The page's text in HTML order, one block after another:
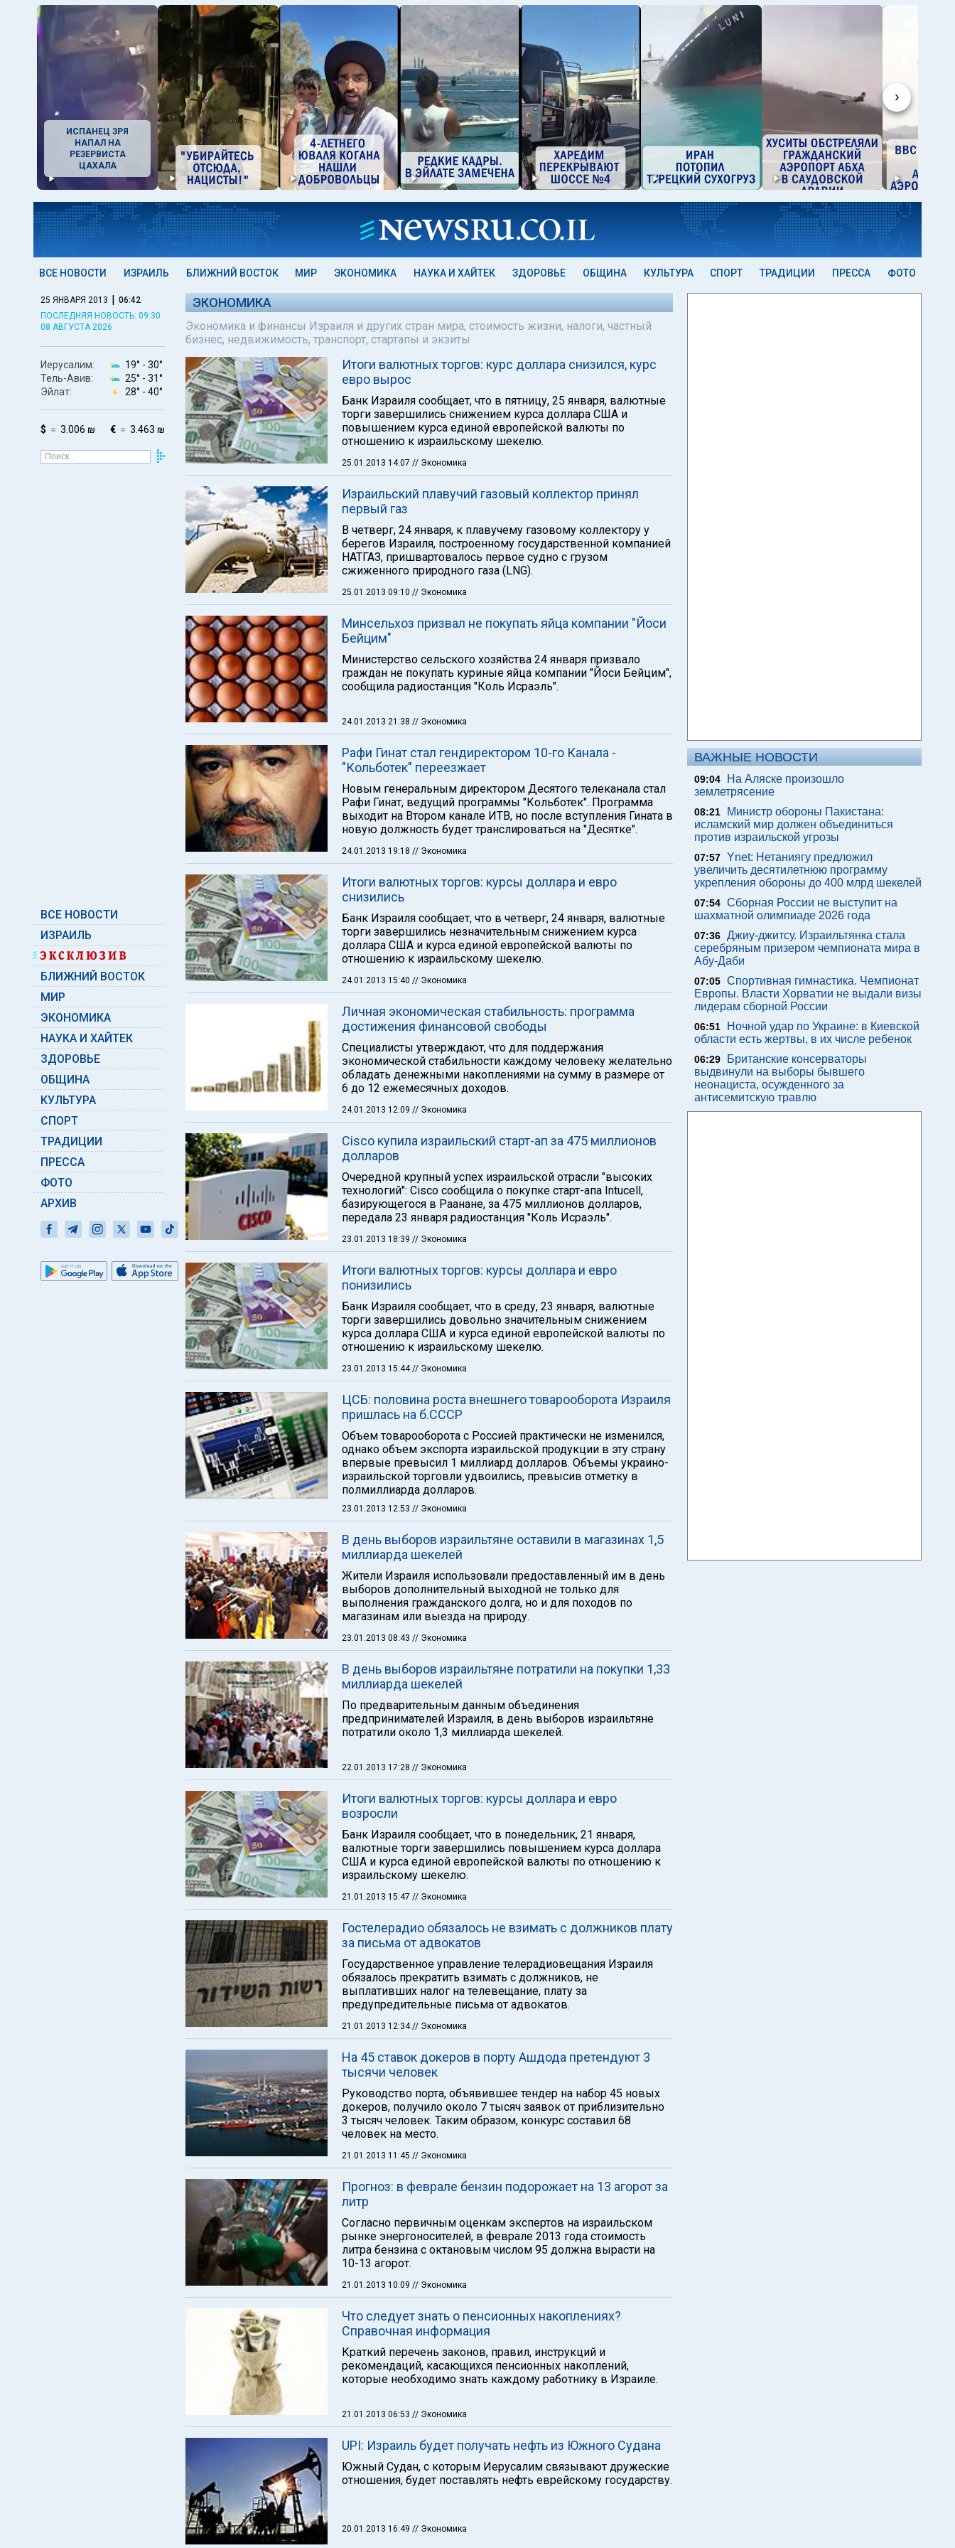
›
ИСПАНЕЦ ЗРЯ
НАПАЛ НА
РЕЗЕРВИСТА
ЦАХАЛА
ВСЕ НОВОСТИ ИЗРАИЛЬ БЛИЖНИЙ ВОСТОК МИР ЭКОНОМИКА НАУКА И ХАЙТЕК ЗДОРОВЬЕ ОБЩИНА КУЛЬТУРА СПОРТ ТРАДИЦИИ ПРЕССА ФОТО
25 ЯНВАРЯ 2013 | 06:42
ПОСЛЕДНЯЯ НОВОСТЬ: 09:30
08 АВГУСТА 2026
Иерусалим: 19° - 30°
Тель-Авив:
25° - 31°
Эйлат:
28° - 40°
$ 3.006 ₪ € 3.463 ₪
ВСЕ НОВОСТИ
ИЗРАИЛЬ
БЛИЖНИЙ ВОСТОК
МИР
ЭКОНОМИКА
НАУКА И ХАЙТЕК
ЗДОРОВЬЕ
ОБЩИНА
КУЛЬТУРА
СПОРТ
ТРАДИЦИИ
ПРЕССА
ФОТО
АРХИВ
ЭКОНОМИКА
Экономика и финансы Израиля и других стран мира, стоимость жизни, налоги, частный
бизнес, недвижимость, транспорт, стартапы и экзиты
Итоги валютных торгов: курс доллара снизился, курс
евро вырос
Банк Израиля сообщает, что в пятницу, 25 января, валютные
торги завершились снижением курса доллара США и
повышением курса единой европейской валюты по
отношению к израильскому шекелю.
25.01.2013 14:07 // Экономика
Израильский плавучий газовый коллектор принял
первый газ
В четверг, 24 января, к плавучему газовому коллектору у
берегов Израиля, построенному государственной компанией
НАТГАЗ, пришвартовалось первое судно с грузом
сжиженного природного газа (LNG).
25.01.2013 09:10 // Экономика
Минсельхоз призвал не покупать яйца компании "Йоси
Бейцим"
Министерство сельского хозяйства 24 января призвало
граждан не покупать куриные яйца компании "Йоси Бейцим",
сообщила радиостанция "Коль Исраэль".
24.01.2013 21:38 // Экономика
Рафи Гинат стал гендиректором 10-го Канала -
"Кольботек" переезжает
Новым генеральным директором Десятого телеканала стал
Рафи Гинат, ведущий программы "Кольботек". Программа
выходит на Втором канале ИТВ, но после вступления Гината в
новую должность будет транслироваться на "Десятке".
24.01.2013 19:18 // Экономика
Итоги валютных торгов: курсы доллара и евро
снизились
Банк Израиля сообщает, что в четверг, 24 января, валютные
торги завершились незначительным снижением курса
доллара США и курса единой европейской валюты по
отношению к израильскому шекелю.
24.01.2013 15:40 // Экономика
Личная экономическая стабильность: программа
достижения финансовой свободы
Специалисты утверждают, что для поддержания
экономической стабильности каждому человеку желательно
обладать денежными накоплениями на сумму в размере от
6 до 12 ежемесячных доходов.
24.01.2013 12:09 // Экономика
Cisco купила израильский старт-ап за 475 миллионов
долларов
Очередной крупный успех израильской отрасли "высоких
технологий": Cisco сообщила о покупке старт-апа Intucell,
базирующегося в Раанане, за 475 миллионов долларов,
передала 23 января радиостанция "Коль Исраэль".
23.01.2013 18:39 // Экономика
Итоги валютных торгов: курсы доллара и евро
понизились
Банк Израиля сообщает, что в среду, 23 января, валютные
торги завершились довольно значительным снижением
курса доллара США и курса единой европейской валюты по
отношению к израильскому шекелю.
23.01.2013 15:44// Экономика
ЦСБ: половина роста внешнего товарооборота Израиля
пришлась на б.СССР
Объем товарооборота с Россией практически не изменился,
однако объем экспорта израильской продукции в эту страну
впервые превысил 1 миллиард долларов. Объемы украино-
израильской торговли удвоились, превысив отметку в
полмиллиарда долларов.
23.01.2013 12:53 // Экономика
В день выборов израильтяне оставили в магазинах 1,5
миллиарда шекелей
Жители Израиля использовали предоставленный им в день
выборов дополнительный выходной не только для
выполнения гражданского долга, но и для походов по
магазинам или выезда на природу.
23.01.2013 08:43 // Экономика
В день выборов израильтяне потратили на покупки 1,33
миллиарда шекелей
По предварительным данным объединения
предпринимателей Израиля, в день выборов израильтяне
потратили около 1,3 миллиарда шекелей.
22.01.2013 17:28 // Экономика
Итоги валютных торгов: курсы доллара и евро
возросли
Банк Израиля сообщает, что в понедельник, 21 января,
валютные торги завершились повышением курса доллара
США и курса единой европейской валюты по отношению к
израильскому шекелю.
21.01.2013 15:47 // Экономика
Гостелерадио обязалось не взимать с должников плату
за письма от адвокатов
Государственное управление телерадиовещания Израиля
обязалось прекратить взимать с должников, не
выплативших налог на телевещание, плату за
предупредительные письма от адвокатов.
21.01.2013 12:34// Экономика
На 45 ставок докеров в порту Ашдода претендуют 3
тысячи человек
Руководство порта, объявившее тендер на набор 45 новых
докеров, получило около 7 тысяч заявок от приблизительно
3 тысяч человек. Таким образом, конкурс составил 68
человек на место.
21.01.2013 11:45 // Экономика
Прогноз: в феврале бензин подорожает на 13 агорот за
литр
Согласно первичным оценкам экспертов на израильском
рынке энергоносителей, в феврале 2013 года стоимость
литра бензина с октановым числом 95 должна вырасти на
10-13 агорот.
21.01.2013 10:09 // Экономика
Что следует знать о пенсионных накоплениях?
Справочная информация
Краткий перечень законов, правил, инструкций и
рекомендаций, касающихся пенсионных накоплений,
которые необходимо знать каждому работнику в Израиле.
21.01.2013 06:53 // Экономика
UPI: Израиль будет получать нефть из Южного Судана
Южный Судан, с которым Иерусалим связывают дружеские
отношения, будет поставлять нефть еврейскому государству.
20.01.2013 16:49 // Экономика
ВАЖНЫЕ НОВОСТИ
09:04
На Аляске произошло
землетрясение
08:21
Министр обороны Пакистана:
исламский мир должен объединиться
против израильской угрозы
07:57 Ynet: Нетаниягу предложил
увеличить десятилетнюю программу
укрепления обороны до 400 млрд шекелей
07:54 Сборная России не выступит на
шахматной олимпиаде 2026 года
07:36 Джиу-джитсу. Израильтянка стала
серебряным призером чемпионата мира в
Абу-Даби
07:05 Спортивная гимнастика. Чемпионат
Европы. Власти Хорватии не выдали визы
лидерам сборной России
06:51
Ночной удар по Украине: в Киевской
области есть жертвы, в их числе ребенок
06:29
Британские консерваторы
выдвинули на выборы бывшего
неонациста, осужденного за
антисемитскую травлю